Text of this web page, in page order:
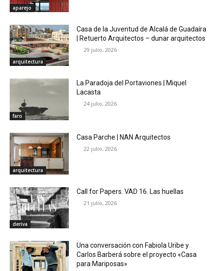
aparejo
arquitectura
Casa de la Juventud de Alcalá de Guadaíra
| Retuerto Arquitectos – dunar arquitectos
29 julio, 2026
faro
La Paradoja del Portaviones | Miquel
Lacasta
24 julio, 2026
arquitectura
Casa Parche | NAN Arquitectos
22 julio, 2026
deriva
Call for Papers. VAD 16. Las huellas
21 julio, 2026
Una conversación con Fabiola Uribe y
Carlos Barberá sobre el proyecto «Casa
para Mariposas»